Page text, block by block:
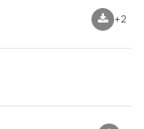
+2